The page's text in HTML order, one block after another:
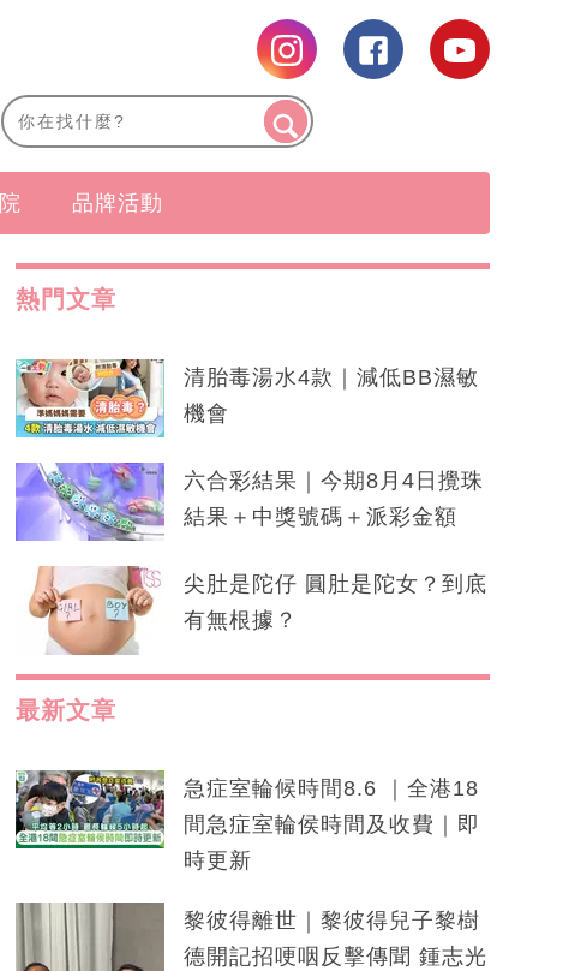
品牌活動
熱門文章
清胎毒湯水4款｜減低BB濕敏
機會
六合彩結果｜今期8月4日攪珠
結果＋中獎號碼＋派彩金額
尖肚是陀仔 圓肚是陀女？到底
有無根據？
最新文章
急症室輪候時間8.6 ｜全港18
間急症室輪侯時間及收費｜即
時更新
黎彼得離世｜黎彼得兒子黎樹
德開記招哽咽反擊傳聞 鍾志光